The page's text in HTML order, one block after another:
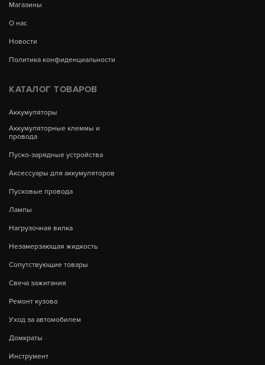
Магазины
О нас
Новости
Политика конфиденциальности
КАТАЛОГ ТОВАРОВ
Аккумуляторы
Аккумуляторные клеммы и
провода
Пуско-зарядные устройства
Аксессуары для аккумуляторов
Пусковые провода
Лампы
Нагрузочная вилка
Незамерзающая жидкость
Сопутствующие товары
Свеча зажигания
Ремонт кузова
Уход за автомобилем
Домкраты
Инструмент